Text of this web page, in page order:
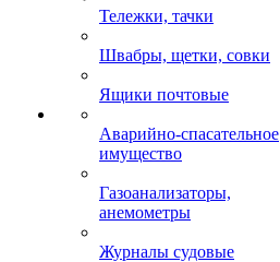
Тележки, тачки
Швабры, щетки, совки
Ящики почтовые
Аварийно-спасательное
имущество
Газоанализаторы,
анемометры
Журналы судовые